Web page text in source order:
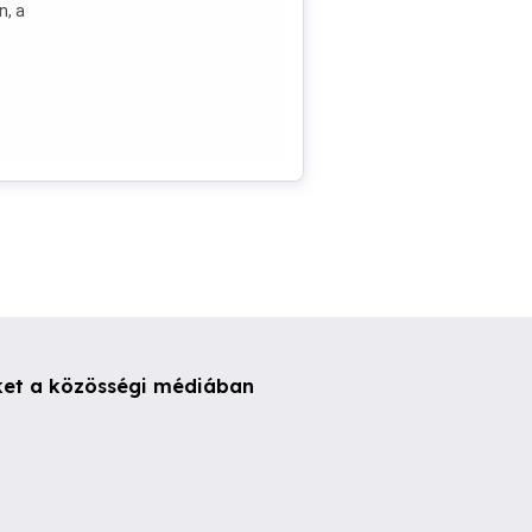
a
a közösségi médiában